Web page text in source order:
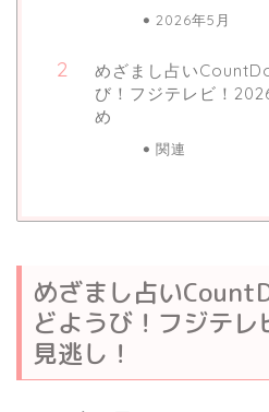
2026年5月
めざまし占い
び！フジテレビ！
め
関連
めざまし占い
どようび！フジテ
見逃し！